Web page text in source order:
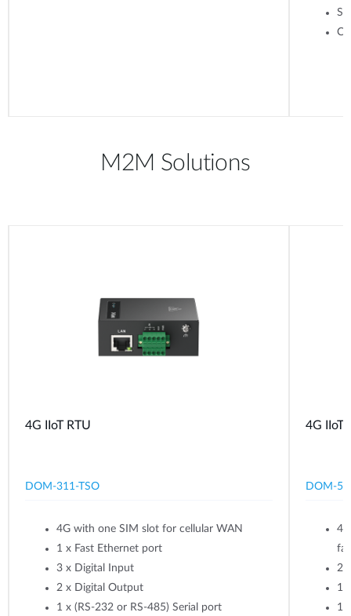
M2M Solutions
4G IIoT RTU​
DOM-311-TSO
4G with one SIM slot for cellular WAN
1 x Fast Ethernet port
3 x Digital Input
2 x Digital Output
1 x (RS-232 or RS-485) Serial port
4G IIoT
DOM-
2
1
1